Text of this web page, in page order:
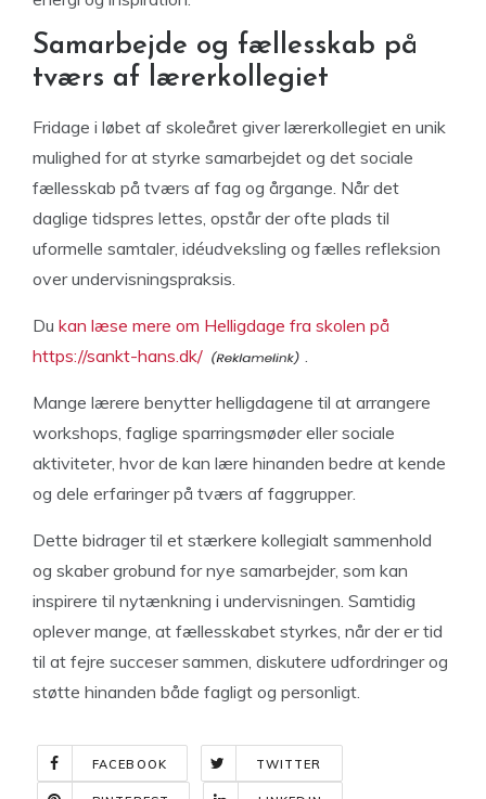
Samarbejde og fællesskab på
tværs af lærerkollegiet
Fridage i løbet af skoleåret giver lærerkollegiet en unik
mulighed for at styrke samarbejdet og det sociale
fællesskab på tværs af fag og årgange. Når det
daglige tidspres lettes, opstår der ofte plads til
uformelle samtaler, idéudveksling og fælles refleksion
over undervisningspraksis.
Du kan læse mere om Helligdage fra skolen på
https://sankt-hans.dk/
Mange lærere benytter helligdagene til at arrangere
workshops, faglige sparringsmøder eller sociale
aktiviteter, hvor de kan lære hinanden bedre at kende
og dele erfaringer på tværs af faggrupper.
Dette bidrager til et stærkere kollegialt sammenhold
og skaber grobund for nye samarbejder, som kan
inspirere til nytænkning i undervisningen. Samtidig
oplever mange, at fællesskabet styrkes, når der er tid
til at fejre succeser sammen, diskutere udfordringer og
støtte hinanden både fagligt og personligt.
FACEBOOK TWITTER